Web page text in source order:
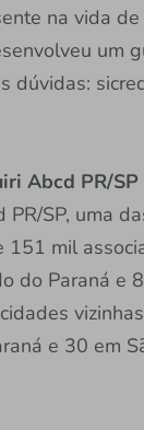
na vida
um
dúvidas:
Abcd PR/SP
SP, uma
mil
do Paraná e
e 30 em